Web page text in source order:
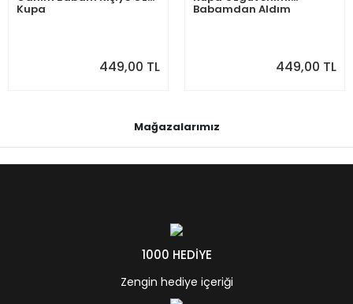
Kupa
449,00 TL
Babamdan Aldım
449,00 TL
Mağazalarımız
1000 HEDİYE
Zengin hediye içeriği